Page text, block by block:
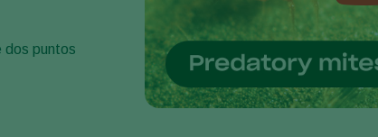
dos puntos